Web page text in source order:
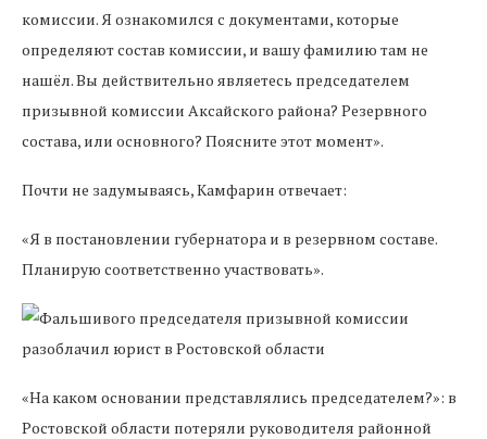
комиссии. Я ознакомился с документами, которые
определяют состав комиссии, и вашу фамилию там не
нашёл. Вы действительно являетесь председателем
призывной комиссии Аксайского района? Резервного
состава, или основного? Поясните этот момент».
Почти не задумываясь, Камфарин отвечает:
«Я в постановлении губернатора и в резервном составе.
Планирую соответственно участвовать».
«На каком основании представлялись председателем?»: в
Ростовской области потеряли руководителя районной